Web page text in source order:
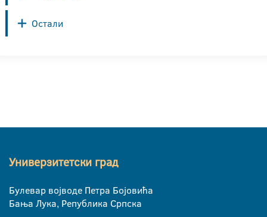
Остали
Универзитетски град
Булевар војводе Петра Бојовића
Бања Лука, Република Српска